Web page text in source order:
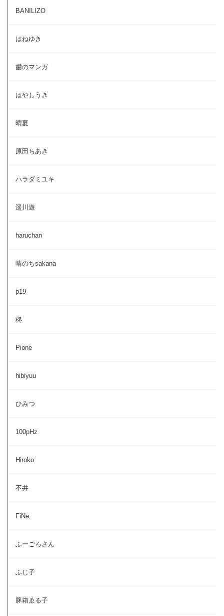
BANILIZO
はねゆき
歯のマンガ
はやしうき
晴夏
原田ちあき
ハラダミユキ
遥川遊
haruchan
晴のちsakana
p19
柊
Pione
hibiyuu
ひみつ
100pHz
Hiroko
不井
FiNe
ふーごろさん
ふじ子
豚箱ゑる子